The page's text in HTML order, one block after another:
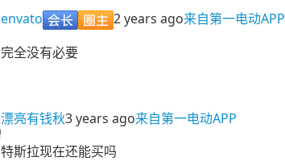
envato
2 years ago来自第一电动APP
完全没有必要
漂亮有钱秋3 years ago来自第一电动APP
特斯拉现在还能买吗